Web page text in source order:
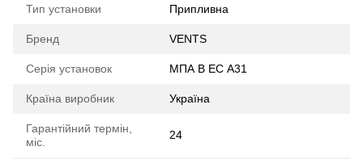
Тип установки Припливна
Бренд VENTS
Серія установок МПА В ЕС А31
Країна виробник Україна
Гарантійний термін,
міс.
24